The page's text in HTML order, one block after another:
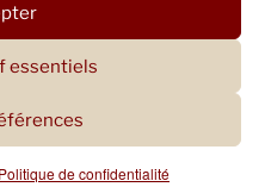
essentiels
Politique de confidentialité